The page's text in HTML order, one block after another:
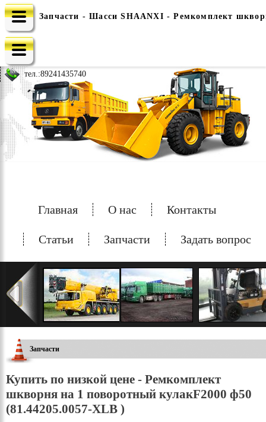
e-mail: china-spec@inbox.ru
тел.:89241435740
Главная О нас Контакты
Статьи Запчасти Задать вопрос
Запчасти
Купить по низкой цене - Ремкомплект
шкворня на 1 поворотный кулакF2000 ф50
(81.44205.0057-XLB )
Запчасти - Шасси SHAANXI - Ремкомплект